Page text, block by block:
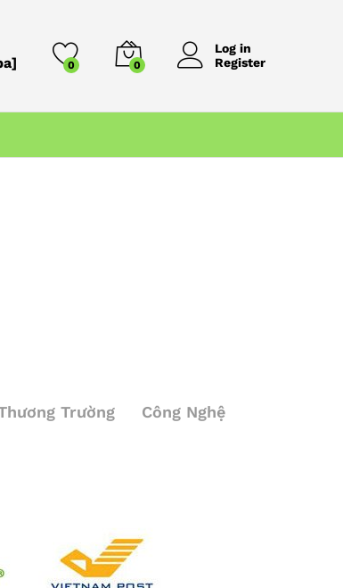
0 0
Log in
Register
Trường
Công Nghệ